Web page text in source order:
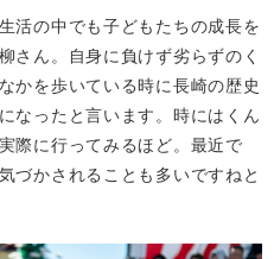
活の中でも子どもたちの成長を
さん。自身に負けず劣らずのく
かを歩いている時に長崎の歴史
なったと言います。時にはくん
際に行ってみるほど。最近で
づかされることも多いですねと